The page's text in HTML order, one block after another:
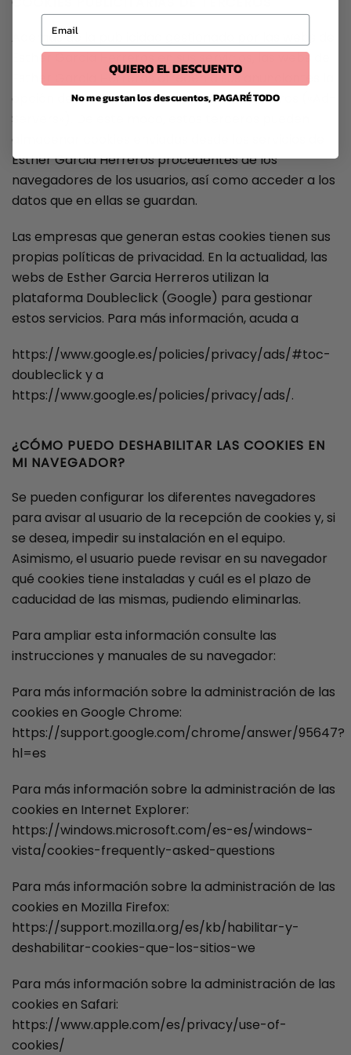
Además de la publicidad gestionada por las webs de
Esther Garcia Herreros en sus servicios, las webs de
Esther Garcia Herreros ofrecen a sus anunciantes la
opción de servir anuncios a través de terceros («Ad-
Servers»). De este modo, estos terceros pueden
almacenar cookies enviadas desde los servicios de
Esther Garcia Herreros procedentes de los
navegadores de los usuarios, así como acceder a los
datos que en ellas se guardan.
Las empresas que generan estas cookies tienen sus
propias políticas de privacidad. En la actualidad, las
webs de Esther Garcia Herreros utilizan la
plataforma Doubleclick (Google) para gestionar
estos servicios. Para más información, acuda a
https://www.google.es/policies/privacy/ads/#toc-
doubleclick y a
https://www.google.es/policies/privacy/ads/.
¿CÓMO PUEDO DESHABILITAR LAS COOKIES EN
MI NAVEGADOR?
Se pueden configurar los diferentes navegadores
para avisar al usuario de la recepción de cookies y, si
se desea, impedir su instalación en el equipo.
Asimismo, el usuario puede revisar en su navegador
qué cookies tiene instaladas y cuál es el plazo de
caducidad de las mismas, pudiendo eliminarlas.
Para ampliar esta información consulte las
instrucciones y manuales de su navegador:
Para más información sobre la administración de las
cookies en Google Chrome:
https://support.google.com/chrome/answer/95647?
hl=es
Para más información sobre la administración de las
cookies en Internet Explorer:
https://windows.microsoft.com/es-es/windows-
vista/cookies-frequently-asked-questions
Para más información sobre la administración de las
cookies en Mozilla Firefox:
https://support.mozilla.org/es/kb/habilitar-y-
deshabilitar-cookies-que-los-sitios-we
Para más información sobre la administración de las
cookies en Safari:
https://www.apple.com/es/privacy/use-of-
cookies/
Email
QUIERO EL DESCUENTO
No me gustan los descuentos, PAGARÉ TODO